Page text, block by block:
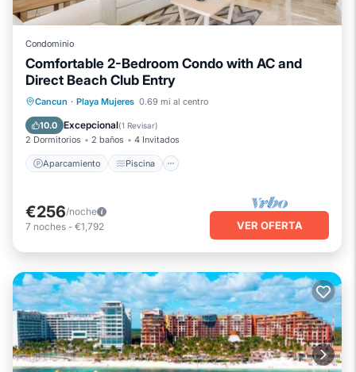
Condominio
Comfortable 2-Bedroom Condo with AC and
Direct Beach Club Entry
Cancun · Playa Mujeres 0.69 mi al centro
10.0 Excepcional(1 Revisar)
2 Dormitorios 2 baños 4 Invitados
Aparcamiento Piscina
Aparcamiento Piscina
Balcón/Terraza
€256/noche
7 noches - €1,792 VER OFERTA